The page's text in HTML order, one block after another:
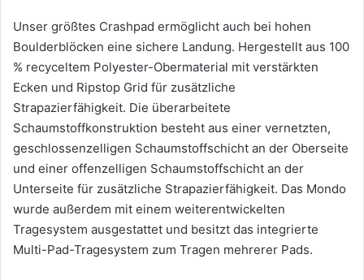
Unser größtes Crashpad ermöglicht auch bei hohen
Boulderblöcken eine sichere Landung. Hergestellt aus 100
% recyceltem Polyester-Obermaterial mit verstärkten
Ecken und Ripstop Grid für zusätzliche
Strapazierfähigkeit. Die überarbeitete
Schaumstoffkonstruktion besteht aus einer vernetzten,
geschlossenzelligen Schaumstoffschicht an der Oberseite
und einer offenzelligen Schaumstoffschicht an der
Unterseite für zusätzliche Strapazierfähigkeit. Das Mondo
wurde außerdem mit einem weiterentwickelten
Tragesystem ausgestattet und besitzt das integrierte
Multi-Pad-Tragesystem zum Tragen mehrerer Pads.